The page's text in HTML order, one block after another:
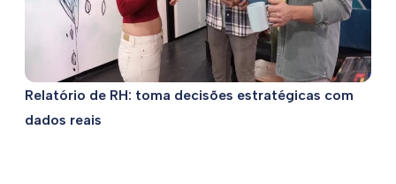
Relatório de RH: toma decisões estratégicas com
dados reais